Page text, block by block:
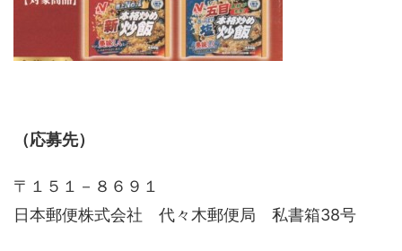
（応募先）
〒１５１－８６９１
日本郵便株式会社 代々木郵便局 私書箱38号